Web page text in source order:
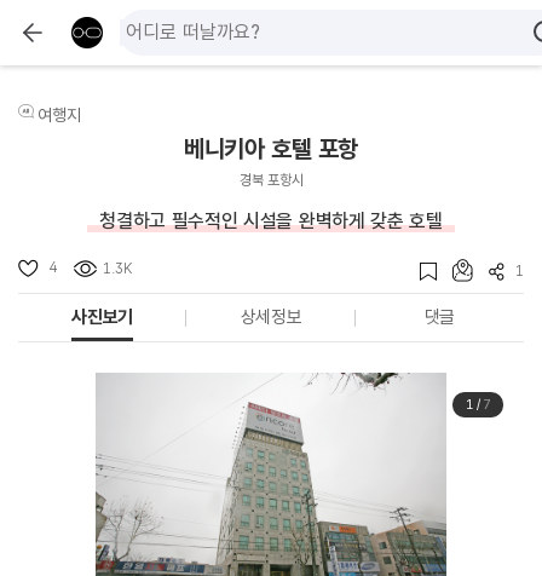
여행지
베니키아 호텔 포항
경북 포항시
청결하고 필수적인 시설을 완벽하게 갖춘 호텔
4 1.3K 1
사진보기 상세정보 댓글
1/ 7